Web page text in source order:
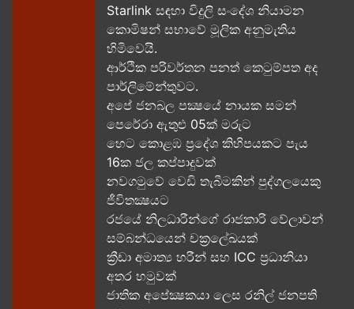
Starlink සඳහා විදුලි සංදේශ නියාමන
කොමිෂන් සභාවේ මූලික අනුමැතිය
හිමිවෙයි.
ආර්ථික පරිවර්තන පනත් කෙටුම්පත අද
පාර්ලිමේන්තුවට.
අපේ ජනබල පක්‍ෂයේ නායක සමන්
පෙරේරා ඇතුළු 05ක් මරුට​
හෙට කොළඹ ප්‍රදේශ කිහිපයකට පැය
16ක ජල කප්පාදුවක්
නවගමුවේ වෙඩි තැබීමකින් පුද්ගලයෙකු
ජීවිතක්‍ෂයට​
රජයේ නිලධාරීන්ගේ රාජකාරි වේලාවන්
සම්බන්ධයෙන් චක්‍රලේඛයක්
ක්‍රීඩා අමාත්‍ය හරීන් සහ​ ICC ප්‍රධානියා
අතර හමුවක්
ජාතික අපේක්‍ෂකයා ලෙස රනිල් ජනපති